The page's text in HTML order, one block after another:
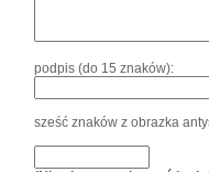
podpis (do 15 znaków):
sześć znaków z obrazka